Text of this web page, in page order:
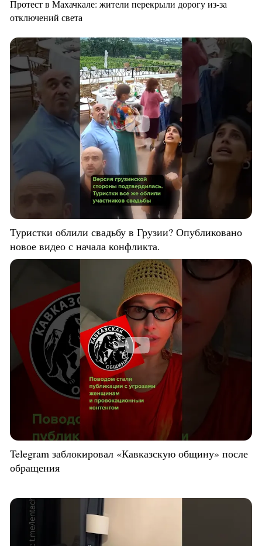
Протест в Махачкале: жители перекрыли дорогу из-за
отключений света
Туристки облили свадьбу в Грузии? Опубликовано
новое видео с начала конфликта.
Telegram заблокировал «Кавказскую общину» после
обращения